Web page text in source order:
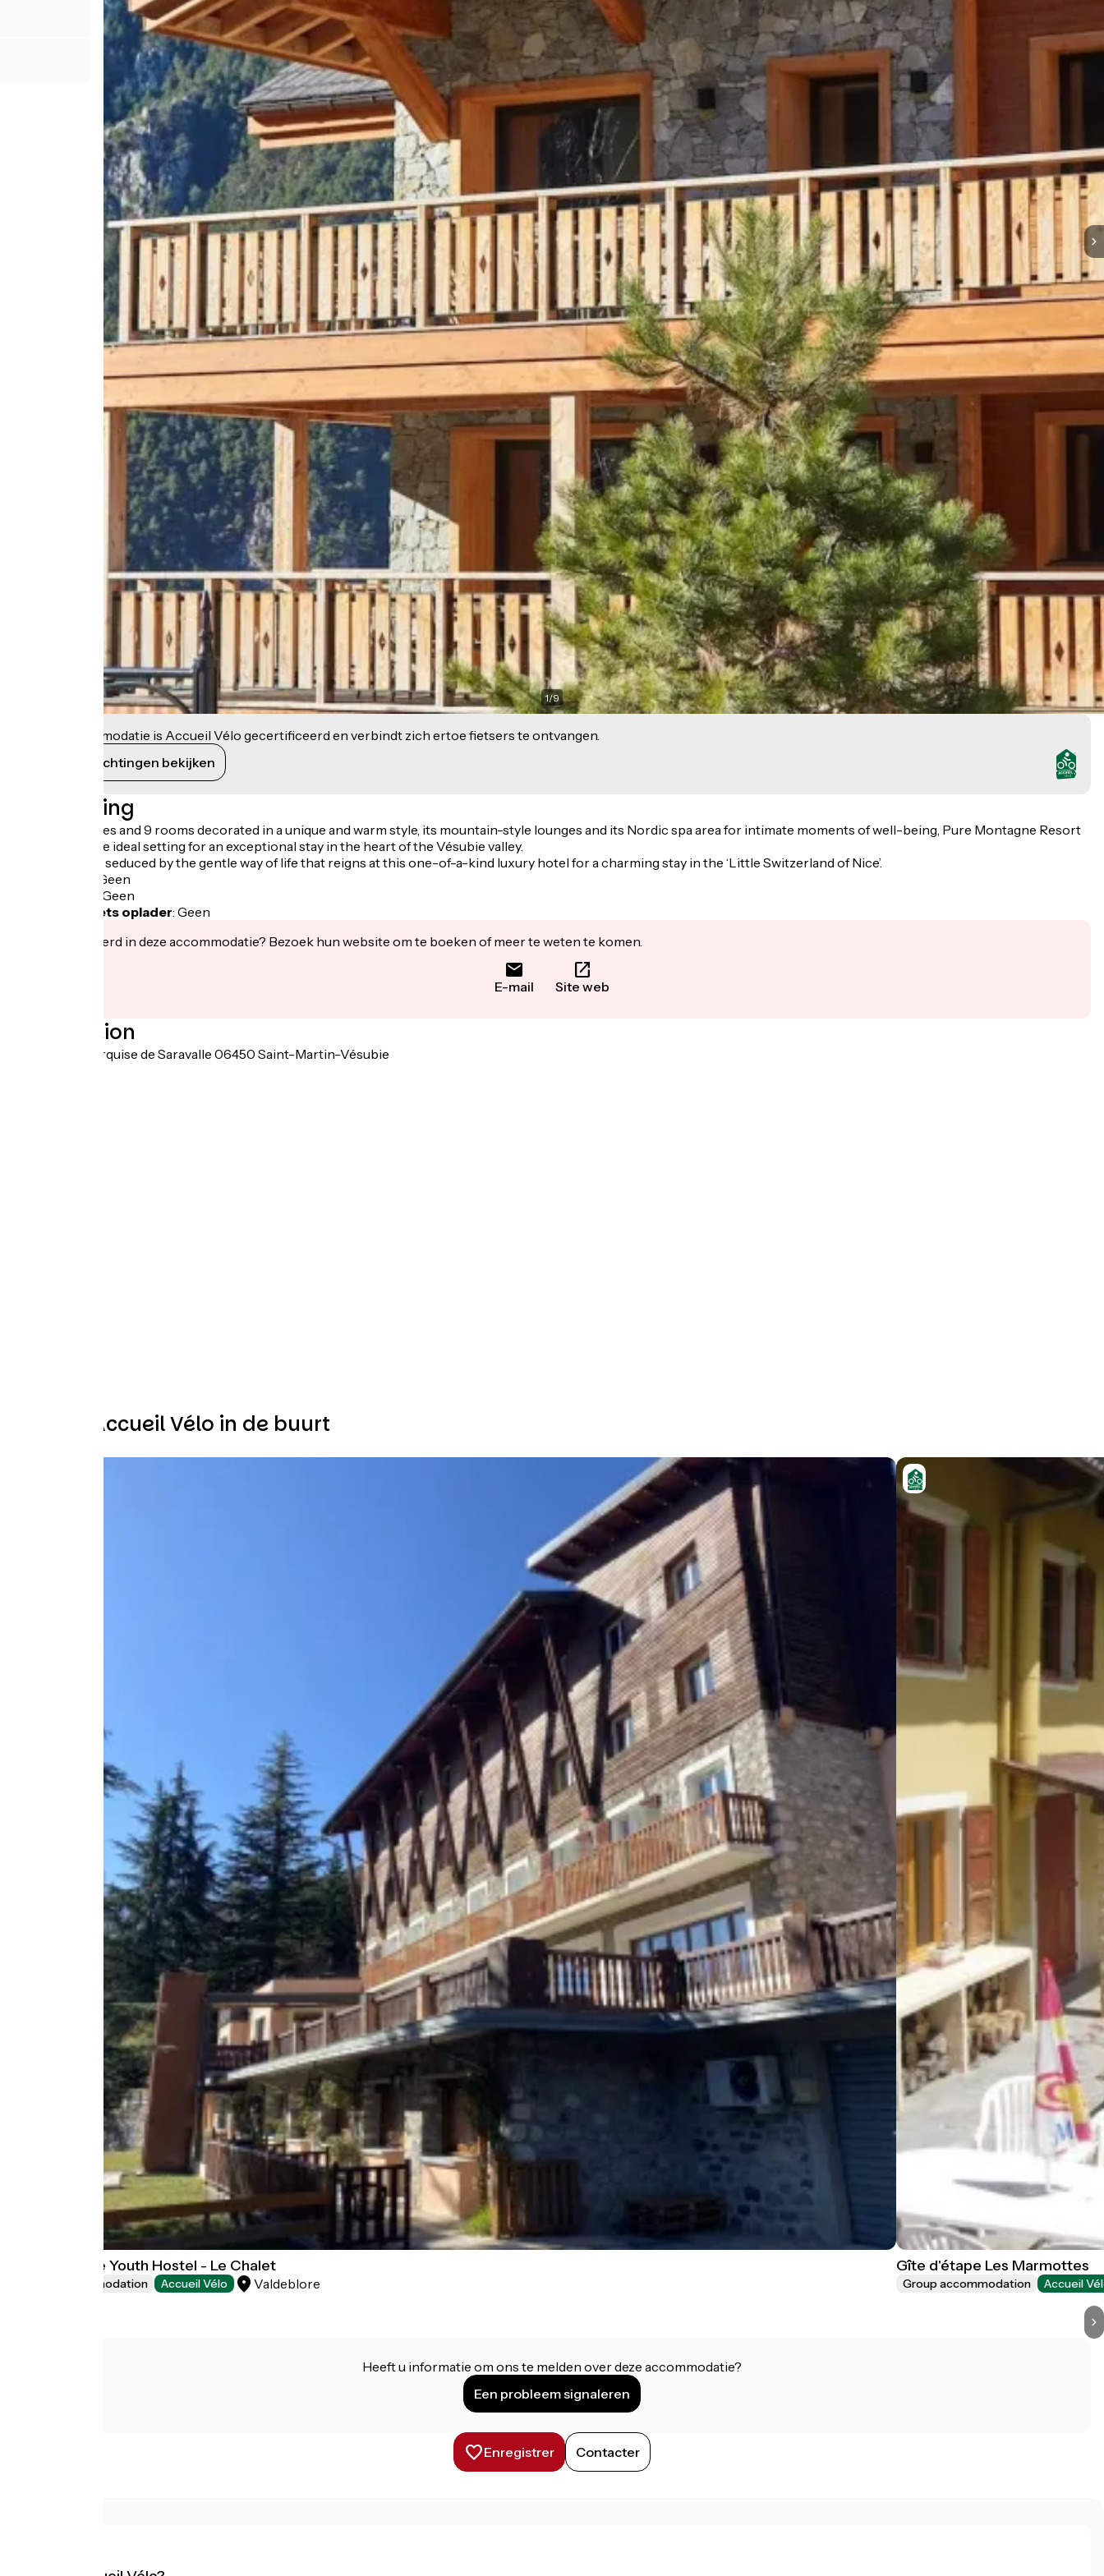
1/9
Deze accommodatie is Accueil Vélo gecertificeerd en verbindt zich ertoe fietsers te ontvangen.
Haar verplichtingen bekijken
Beschrijving
With its 34 suites and 9 rooms decorated in a unique and warm style, its mountain-style lounges and its Nordic spa area for intimate moments of well-being, Pure Montagne Resort
& Spa offers the ideal setting for an exceptional stay in the heart of the Vésubie valley.
Let yourself be seduced by the gentle way of life that reigns at this one-of-a-kind luxury hotel for a charming stay in the ‘Little Switzerland of Nice’.
Geen
Geen
Elektrische fiets oplader: Geen
Geïnteresseerd in deze accommodatie? Bezoek hun website om te boeken of meer te weten te komen.
E-mail Site web
Localisation
219 avenue Marquise de Saravalle 06450 Saint-Martin-Vésubie
Andere Accueil Vélo in de buurt
HI Valdeblore Youth Hostel - Le Chalet
Group accommodation Accueil Vélo Valdeblore
Gîte d'étape Les Marmottes
Group accommodation Accueil
Heeft u informatie om ons te melden over deze accommodatie?
Een probleem signaleren
Enregistrer Contacter